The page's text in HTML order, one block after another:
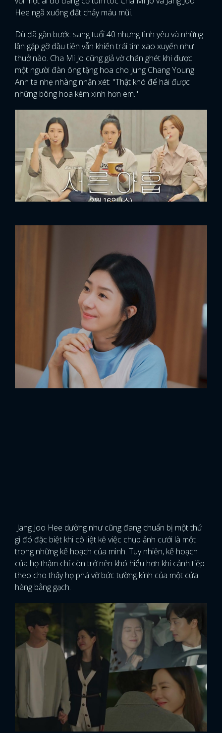
Hee ngã xuống đất chảy máu mũi.
Dù đã gần bước sang tuổi 40 nhưng tình yêu và những
lần gặp gỡ đầu tiên vẫn khiến trái tim xao xuyến như
thuở nào. Cha Mi Jo cũng giả vờ chán ghét khi được
một người đàn ông tặng hoa cho Jung Chang Young.
Anh ta nhẹ nhàng nhận xét: "Thật khó để hái được
những bông hoa kém xinh hơn em."
Jang Joo Hee dường như cũng đang chuẩn bị một thứ
gì đó đặc biệt khi cô liệt kê việc chụp ảnh cưới là một
trong những kế hoạch của mình. Tuy nhiên, kế hoạch
của họ thậm chí còn trở nên khó hiểu hơn khi cảnh tiếp
theo cho thấy họ phá vỡ bức tường kính của một cửa
hàng bằng gạch.